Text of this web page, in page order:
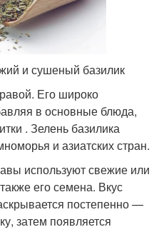
и сушеный базилик
Его широко
в основные блюда,
. Зелень базилика
и азиатских стран.
используют свежие или
его семена. Вкус
постепенно —
затем появляется